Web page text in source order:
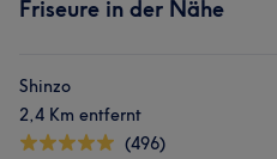
Friseure in der Nähe
Shinzo
2,4 Km entfernt
(496)